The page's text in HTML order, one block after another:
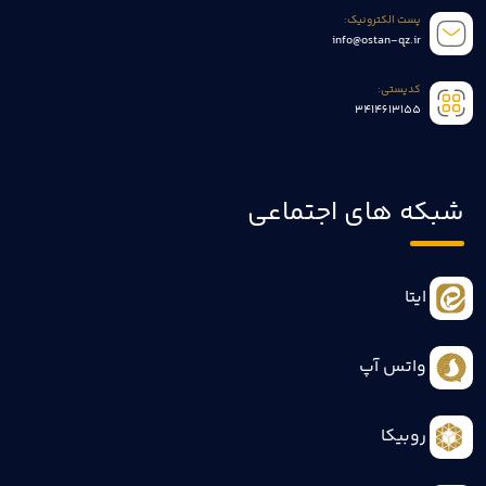
پست الکترونیک:
info@ostan-qz.ir
کدپستی:
3414613155
شبکه های اجتماعی
ایتا
واتس آپ
روبیکا